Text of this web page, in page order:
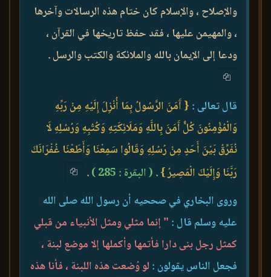
والإصلاح ، والإسلام كان ختام هذه الرسالات وآخرها
، والمهيمن عليها ، فقد حفظ تاريخها في القرآن ،
ودعا إلى الإيمان بالله والملائكة والكتب والرسل .
قال تعالى : { آَمَنَ الرَّسُولُ بِمَا أُنْزِلَ إِلَيْهِ مِنْ رَبِّهِ
وَالْمُؤْمِنُونَ كُلٌّ آَمَنَ بِاللَّهِ وَمَلَائِكَتِهِ وَكُتُبِهِ وَرُسُلِهِ لَا
نُفَرِّقُ بَيْنَ أَحَدٍ مِنْ رُسُلِهِ وَقَالُوا سَمِعْنَا وَأَطَعْنَا غُفْرَانَكَ
رَبَّنَا وَإِلَيْكَ الْمَصِيرُ }. ( البقرة : 285 )
.
وروى البخاري في صححيه أن رسول الله صلى الله
عليه وسلم قال : " إنما مثلي ومثل الأنبياء من قبلي
كمثل رجل بنى دارا فأتمها وأكملها إلا موضع لبنة ،
فجعل الناس يقولون : لو وُضعت هذه اللبنة ، فأنا هذه